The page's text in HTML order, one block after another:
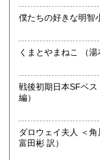
◇近隣であれば書籍
の持ち込み、ある
買取が出来る本と
で連絡頂ければと思
取り扱い分野
哲学宗教、歴史、社
ブカルチャー、古書
僕たちの好きな明智
くま
戦後初期日本SFベスト集
編）
ダロウェイ夫人 ＜角川文庫＞ （ヴァージ
富田彬 訳）